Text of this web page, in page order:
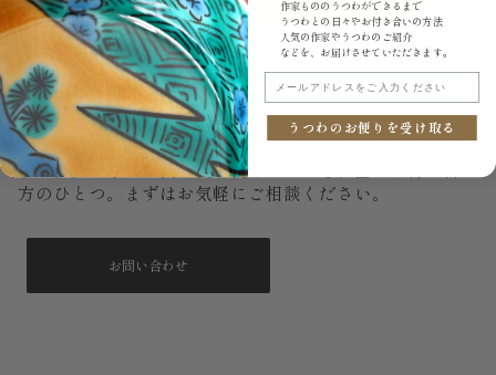
もし、いつか割れてしまっても。
大切に使っていても、器はいつか欠けたり割れたりするこ
とがあります。うつわ御結では金継ぎのご相談を承ってい
ます。直しながら長く使い続けることも、器との付き合い
方のひとつ。まずはお気軽にご相談ください。
お問い合わせ
作家もののうつわができるまで
うつわとの日々やお付き合いの方法
人気の作家やうつわのご紹介
などを、お届けさせていただきます。
うつわのお便りを受け取る